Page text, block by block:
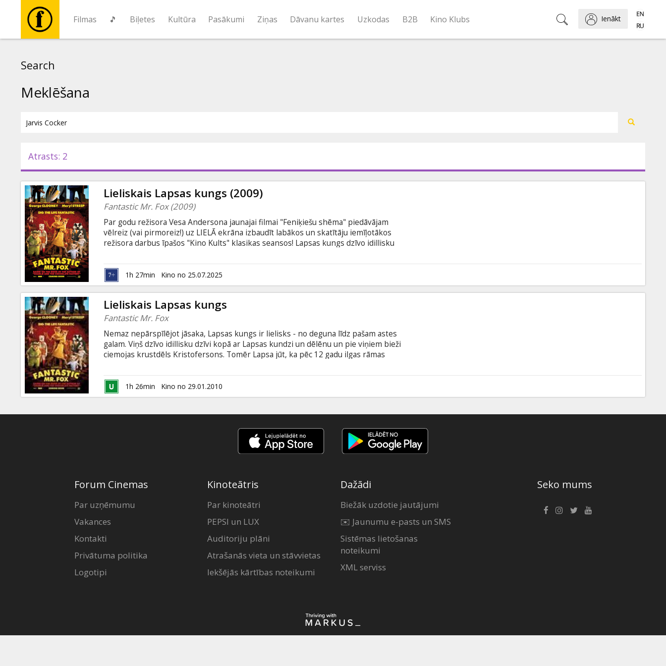
Filmas 🎵 Biļetes Kultūra Pasākumi Ziņas Dāvanu kartes Uzkodas B2B Kino Klubs Ienākt
Pasākumi
Ziņas
Dāvanu
kartes
Uzkodas
B2B
Kino
Klubs
Search
Meklēšana
Atrasts: 2
Lieliskais Lapsas kungs (2009)
Fantastic Mr. Fox (2009)
Par godu režisora Vesa Andersona jaunajai filmai "Feniķiešu shēma" piedāvājam
vēlreiz (vai pirmoreiz!) uz LIELĀ ekrāna izbaudīt labākos un skatītāju iemīļotākos
režisora darbus īpašos "Kino Kults" klasikas seansos! Lapsas kungs dzīvo idillisku
Kristofersons. Tomēr Lapsa jūt, ka viņā atkal mostas dzīvnieciski instinkti. Drīz
viņš dodas vecajās medību takās, lai čieptu vistas un citus labumus no netālu
mītošo fermeru kūtīm.
1h 27min Kino no 25.07.2025
Lieliskais Lapsas kungs
Fantastic Mr. Fox
Nemaz nepārspīlējot jāsaka, Lapsas kungs ir lielisks - no deguna līdz pašam astes
galam. Viņš dzīvo idillisku dzīvi kopā ar Lapsas kundzi un dēlēnu un pie viņiem bieži
ciemojas krustdēls Kristofersons. Tomēr Lapsa jūt, ka pēc 12 gadu ilgas rāmas
medību takās, lai čieptu vistas un citus labumus no netālu mītošo fermeru kūtīm.
Lai gan nekad netiek pieķerts, viņš ar jauno nodarbošanos apdraud ne tikai savu
sievu un dēlu, bet arī visas dzīvnieku komūnas mieru un drošību.
1h 26min Kino no 29.01.2010
Forum Cinemas
Par uzņēmumu
Vakances
Kontakti
Privātuma politika
Logotipi
Kinoteātris
Par kinoteātri
PEPSI un LUX
Auditoriju plāni
Atrašanās vieta un stāvvietas
Iekšējās kārtības noteikumi
Dažādi
Biežāk uzdotie jautājumi
✉️ Jaunumu e-pasts un SMS
Sistēmas lietošanas
noteikumi
XML serviss
Seko mums